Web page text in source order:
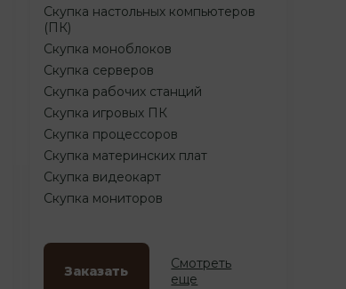
Скупка настольных компьютеров
(ПК)
Скупка моноблоков
Скупка серверов
Скупка рабочих станций
Скупка игровых ПК
Скупка процессоров
Скупка материнских плат
Скупка видеокарт
Скупка мониторов
Заказать
Смотреть
еще